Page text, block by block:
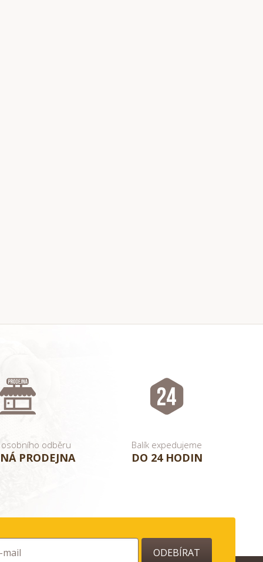
odběru
PRODEJNA
Balík expedujeme
DO 24 HODIN
ODEBÍRAT